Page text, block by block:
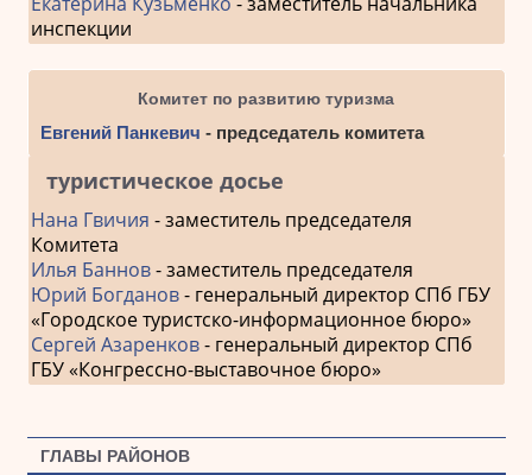
инспекции
Комитет по развитию туризма
Евгений Панкевич - председатель комитета
туристическое досье
Нана Гвичия - заместитель председателя
Комитета
Илья Баннов- заместитель председателя
Юрий Богданов- генеральный директор СПб ГБУ
«Городское туристско-информационное бюро»
Сергей Азаренков- генеральный директор СПб
ГБУ «Конгрессно-выставочное бюро»
ГЛАВЫ РАЙОНОВ